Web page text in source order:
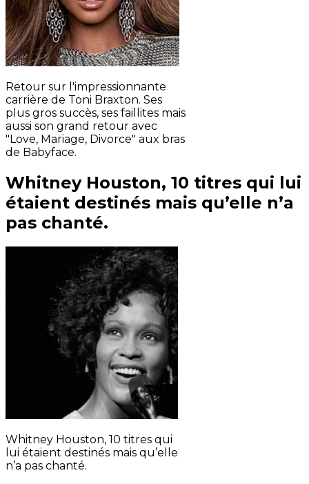
Retour sur l'impressionnante
carrière de Toni Braxton. Ses
plus gros succès, ses faillites mais
aussi son grand retour avec
"Love, Mariage, Divorce" aux bras
de Babyface.
Whitney Houston, 10 titres qui lui
étaient destinés mais qu’elle n’a
pas chanté.
Whitney Houston, 10 titres qui
lui étaient destinés mais qu’elle
n’a pas chanté.